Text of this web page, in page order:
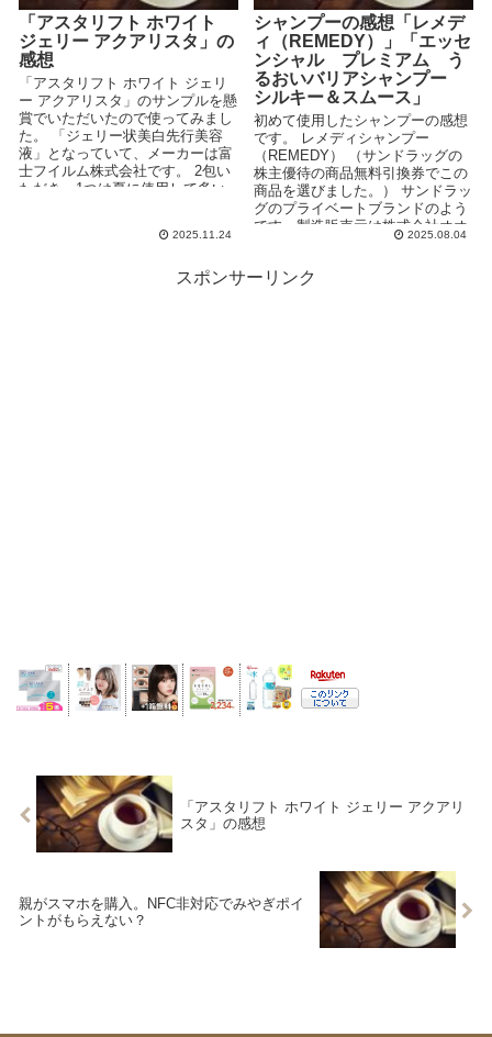
「アスタリフト ホワイト
ジェリー アクアリスタ」の
感想
「アスタリフト ホワイト ジェリ
ー アクアリスタ」のサンプルを懸
賞でいただいたので使ってみまし
た。 「ジェリー状美白先行美容
液」となっていて、メーカーは富
士フイルム株式会社です。 2包い
ただき、1つは夏に使用して多い
2025.11.24
シャンプーの感想「レメデ
ィ（REMEDY）」「エッセ
ンシャル プレミアム う
るおいバリアシャンプー
シルキー＆スムース」
初めて使用したシャンプーの感想
です。 レメディシャンプー
（REMEDY） （サンドラッグの
株主優待の商品無料引換券でこの
商品を選びました。） サンドラッ
グのプライベートブランドのよう
です。製造販売元は株式会社オオ
2025.08.04
スポンサーリンク
「アスタリフト ホワイト ジェリー アクアリ
スタ」の感想
親がスマホを購入。NFC非対応でみやぎポイ
ントがもらえない？